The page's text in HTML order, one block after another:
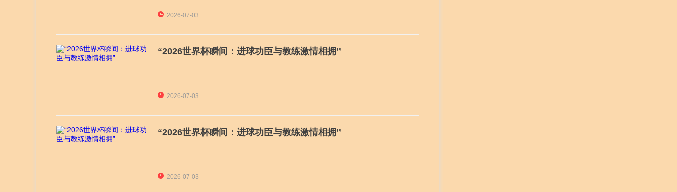
2026-07-03
“2026世界杯瞬间：进球功臣与教练激情相拥”
2026-07-03
“2026世界杯瞬间：进球功臣与教练激情相拥”
2026-07-03